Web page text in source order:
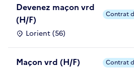
Devenez maçon vrd
(H/F)
Lorient (56)
Contrat
Maçon vrd (H/F)
Contrat